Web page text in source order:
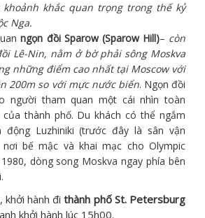
khắc quan trọng trong thế kỷ
Nga.
ngọn đồi Sparow (Sparow Hill)– còn
Lê-Nin, nằm ở bờ phải sông Moskva
những điểm cao nhất tại Moscow với
200m so với mực nước biển. Ngọn đồi
người tham quan một cái nhìn toàn
thành phố. Du khách có thể ngắm
động Luzhiniki (trước đây là sân vận
nơi bế mậc và khai mạc cho Olympic
dòng song Moskva ngay phía bên
khởi hành đithành phố St. Petersburg
khởi hành lúc 15h00.